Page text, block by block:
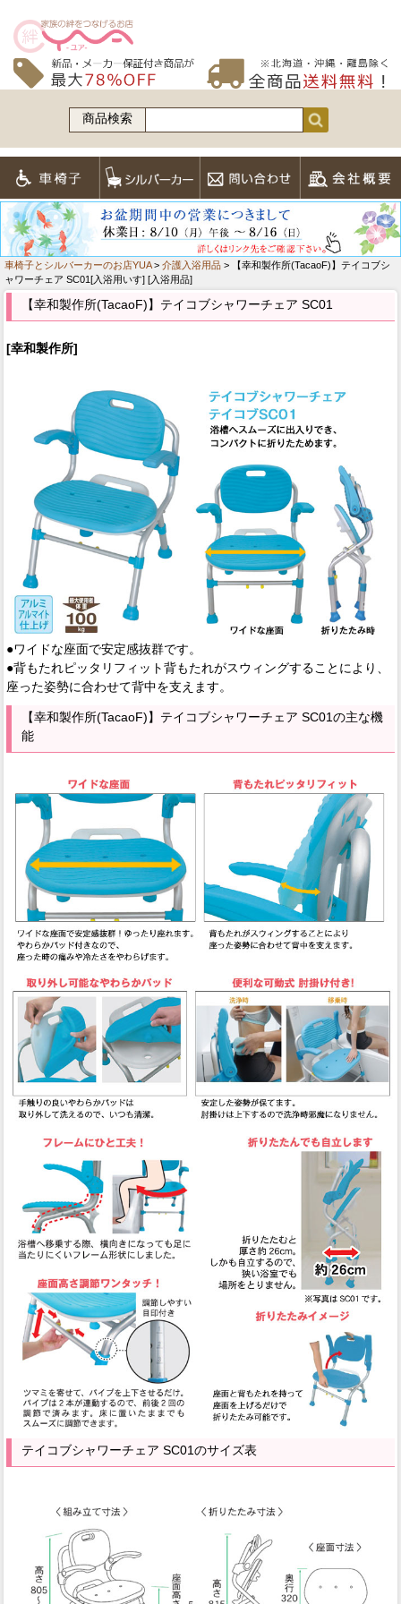
商品検索
車椅子とシルバーカーのお店YUA> 介護入浴用品 > 【幸和製作所(TacaoF)】テイコブシ
ャワーチェア SC01[入浴用いす] [入浴用品]
【幸和製作所(TacaoF)】テイコブシャワーチェア SC01
[幸和製作所]
●ワイドな座面で安定感抜群です。
●背もたれピッタリフィット背もたれがスウィングすることにより、
座った姿勢に合わせて背中を支えます。
【幸和製作所(TacaoF)】テイコブシャワーチェア SC01の主な機
能
テイコブシャワーチェア SC01のサイズ表